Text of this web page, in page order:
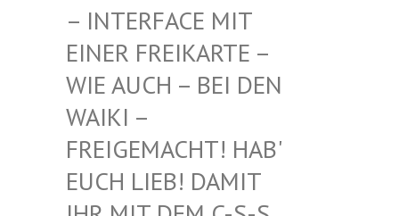
INTERFACE MIT EI
NER FREIKARTE – WI
E AUCH – BEI DEN WA
IKI – FR
EIGEMACHT! HAB' EU
CH LIEB! DAMIT IH